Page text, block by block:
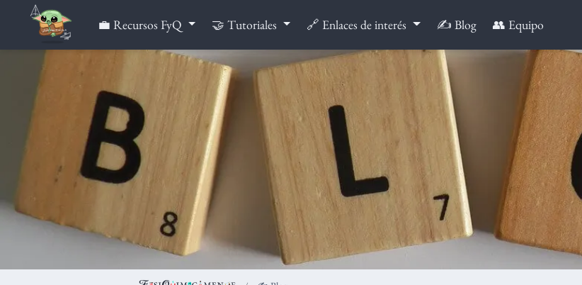
💼 Recursos FyQ 🤝 Tutoriales 🔗 Enlaces de interés ✍️ Blog 👥 Equipo